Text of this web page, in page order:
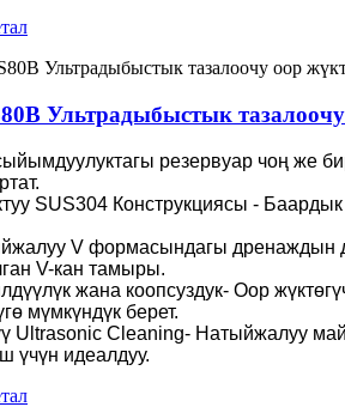
Ультрадыбыстык
резервуар чоң же
SUS304 Конструкциясы -
V формасындагы дренаждын
V-кан тамыры.
жана коопсуздук- Оор
мүмкүндүк берет.
Ultrasonic Cleaning- Натыйжалуу
үчүн идеалдуу.